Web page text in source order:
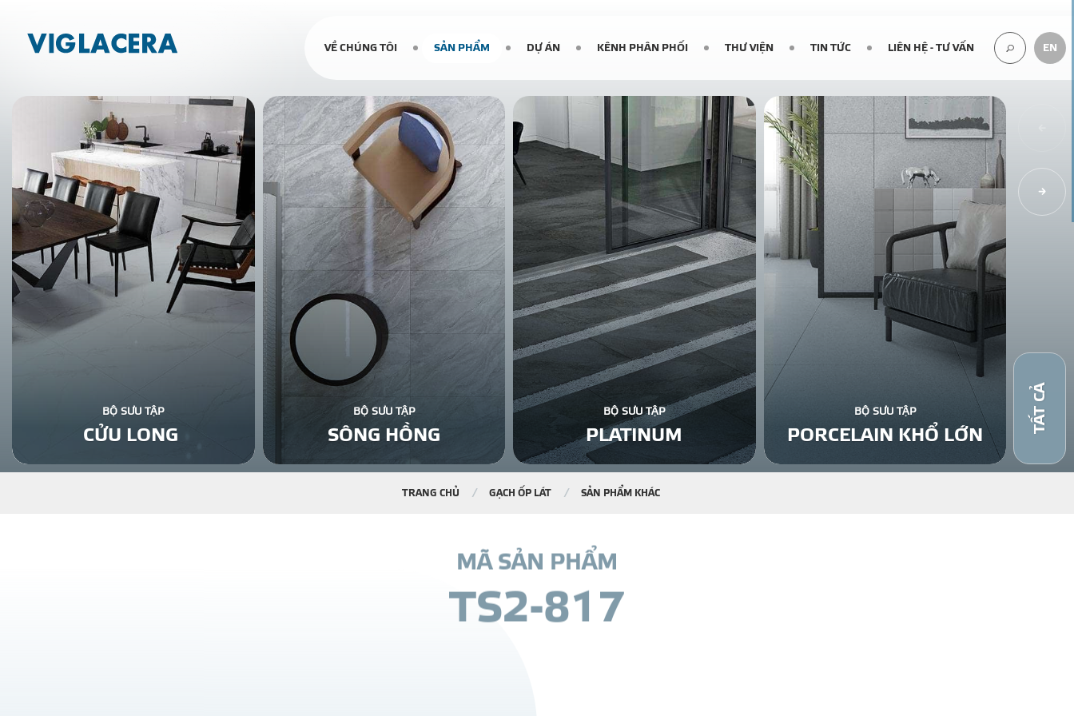
VỀ CHÚNG TÔI SẢN PHẨM DỰ ÁN KÊNH PHÂN PHỐI THƯ VIỆN TIN TỨC LIÊN HỆ - TƯ VẤN EN
BỘ SƯU TẬP
CỬU LONG
BỘ SƯU TẬP
SÔNG HỒNG
BỘ SƯU TẬP
PLATINUM
BỘ SƯU TẬP
PORCELAIN KHỔ LỚN
TẤT CẢ
TRANG CHỦ GẠCH ỐP LÁT SẢN PHẨM KHÁC
MÃ SẢN PHẨM
TS2-81 7